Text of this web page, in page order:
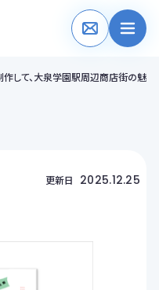
作して、大泉学園駅周辺商店街の魅力
更新日 2025.12.25